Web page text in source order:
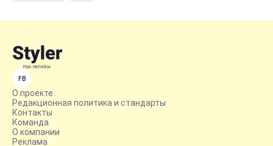
FB
О проекте
Редакционная политика и стандарты
Контакты
Команда
О компании
Реклама